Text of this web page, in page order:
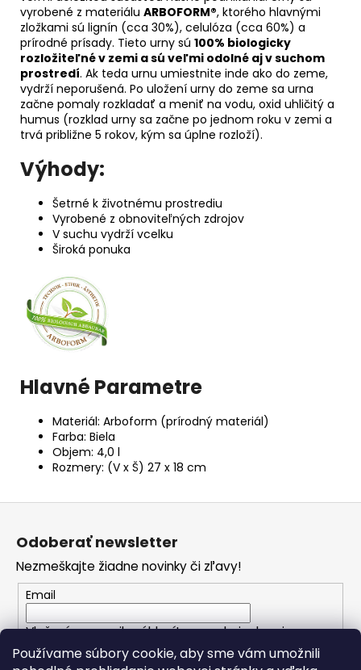
Používame súbory cookie, aby sme vám umožnili
vyrobené z materiálu ARBOFORM®, ktorého hlavnými
zložkami sú lignín (cca 30%), celulóza (cca 60%) a
prírodné prísady. Tieto urny sú 100% biologicky
rozložiteľné v zemi a sú veľmi odolné aj v suchom
prostredí. Ak teda urnu umiestnite inde ako do zeme,
vydrží neporušená. Po uložení urny do zeme sa urna
začne pomaly rozkladať a meniť na vodu, oxid uhličitý a
humus (rozklad urny sa začne po jednom roku v zemi a
trvá približne 5 rokov, kým sa úplne rozloží).
Výhody:
Šetrné k životnému prostrediu
Vyrobené z obnoviteľných zdrojov
V suchu vydrží vcelku
Široká ponuka
Hlavné Parametre
Materiál: Arboform (prírodný materiál)
Farba: Biela
Objem: 4,0 l
Rozmery: (V x Š) 27 x 18 cm
Z
e
Odoberať newsletter
Nezmeškajte žiadne novinky či zľavy!
Email
Vložením e-mailu súhlasíte spodmienkami
ochrany osobných údajov